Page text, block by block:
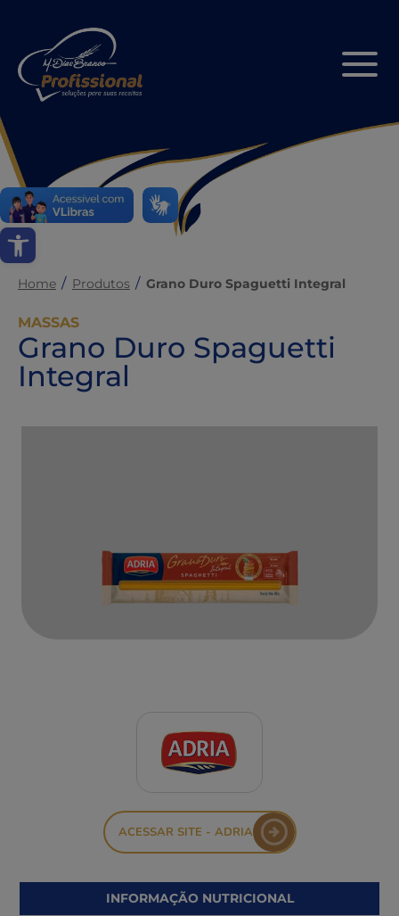
Abrir a barra de ferramentas
Home Produtos Grano Duro Spaguetti Integral
MASSAS
Grano Duro Spaguetti
Integral
ACESSAR SITE - ADRIA
INFORMAÇÃO NUTRICIONAL